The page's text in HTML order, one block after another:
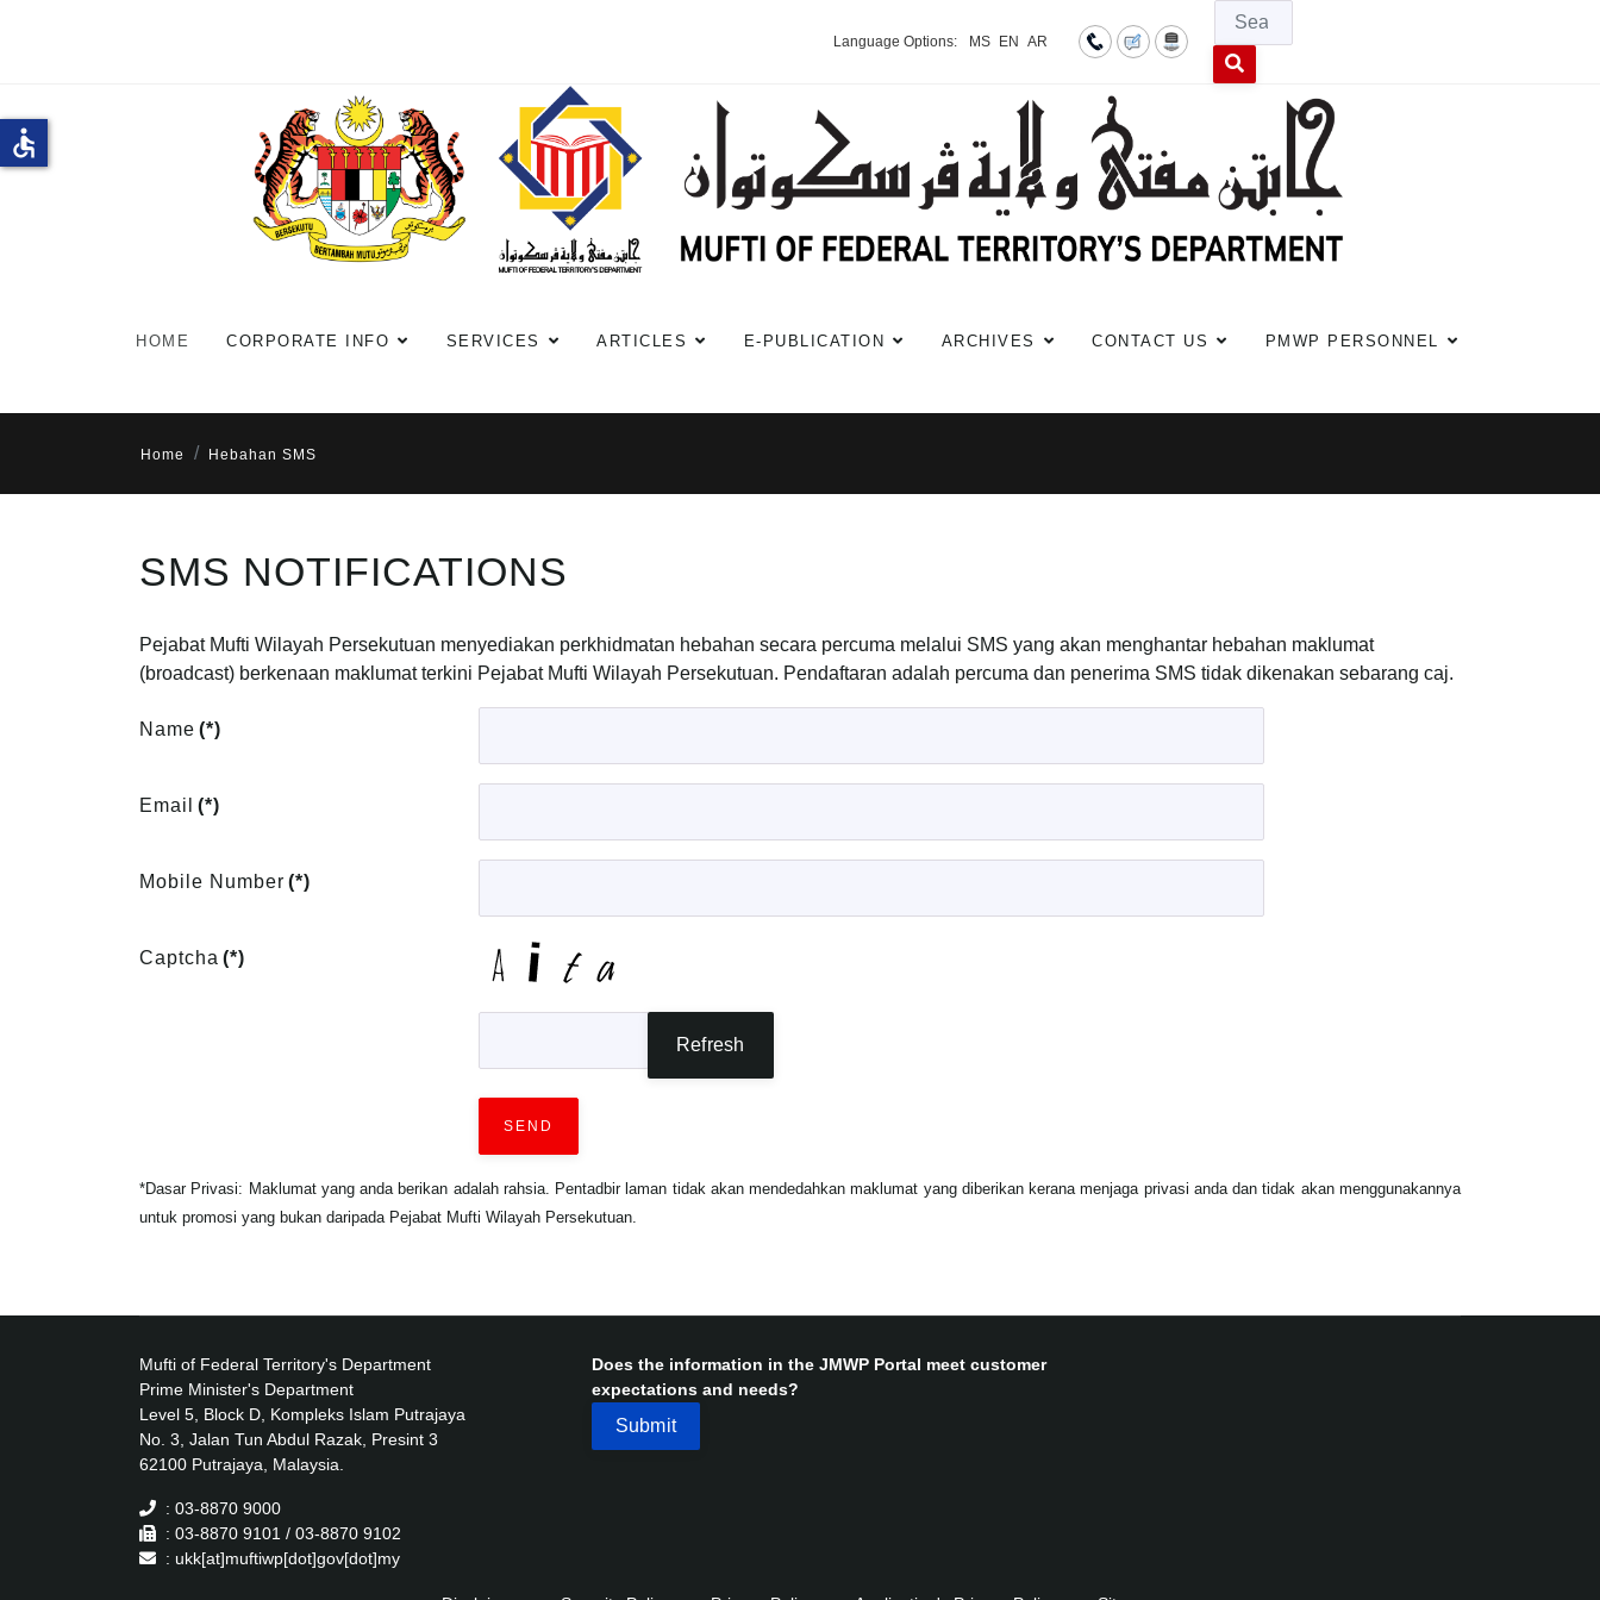
Language Options: MS EN AR
HOME CORPORATE INFO SERVICES ARTICLES E-PUBLICATION ARCHIVES CONTACT US PMWP PERSONNEL
Home Hebahan SMS
SMS NOTIFICATIONS
Pejabat Mufti Wilayah Persekutuan menyediakan perkhidmatan hebahan secara percuma melalui SMS yang akan menghantar hebahan maklumat
(broadcast) berkenaan maklumat terkini Pejabat Mufti Wilayah Persekutuan. Pendaftaran adalah percuma dan penerima SMS tidak dikenakan sebarang caj.
Name (*)
Email (*)
Mobile Number (*)
Captcha (*)
Refresh
SEND
*Dasar Privasi: Maklumat yang anda berikan adalah rahsia. Pentadbir laman tidak akan mendedahkan maklumat yang diberikan kerana menjaga privasi anda dan tidak akan menggunakannya
untuk promosi yang bukan daripada Pejabat Mufti Wilayah Persekutuan.
Mufti of Federal Territory's Department
Prime Minister's Department
Level 5, Block D, Kompleks Islam Putrajaya
No. 3, Jalan Tun Abdul Razak, Presint 3
62100 Putrajaya, Malaysia.
: 03-8870 9000
: 03-8870 9101 / 03-8870 9102
: ukk[at]muftiwp[dot]gov[dot]my
Does the information in the JMWP Portal meet customer
expectations and needs?
accessible